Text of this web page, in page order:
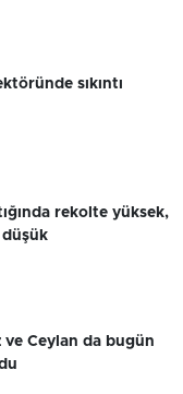
sıkıntı
rekolte yüksek,
ve Ceylan da bugün